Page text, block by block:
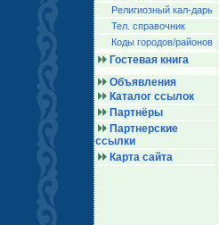
Религиозный кал-дарь
Тел. справочник
Коды городов/райoнов
Гостевая книга
Объявления
Каталог ссылок
Партнёры
Партнерские
ссылки
Карта сайта